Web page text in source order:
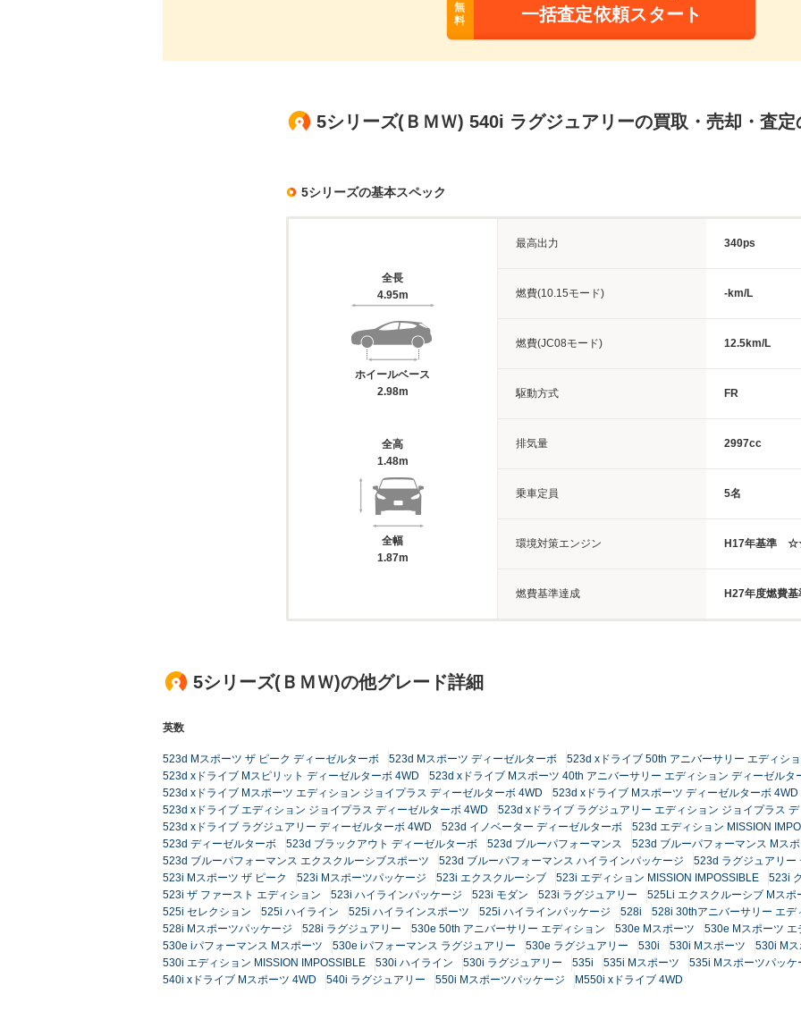
無
料
一括査定依頼スタート
5シリーズ(ＢＭＷ) 540i ラグジュアリーの買取・売却・査定
5シリーズの基本スペック
全長
4.95m
ホイールベース
2.98m
全高
1.48m
全幅
1.87m
最高出力 340ps
燃費(10.15モード) -km/L
燃費(JC08モード) 12.5km/L
駆動方式 FR
排気量 2997cc
乗車定員 5名
環境対策エンジン H17年基準
燃費基準達成 H27年度燃費
5シリーズ(ＢＭＷ)の他グレード詳細
英数
523d Mスポーツ ザ ピーク ディーゼルターボ 523d Mスポーツ ディーゼルターボ
523d xドライブ 50th アニバーサリー エディシ
523d xドライブ Mスピリット ディーゼルターボ 4WD
523d xドライブ Mスポーツ 40th アニバーサリー エディション ディーゼルタ
523d xドライブ Mスポーツ エディション ジョイプラス ディーゼルターボ 4WD
523d xドライブ Mスポーツ ディーゼルターボ 4WD
523d xドライブ エディション ジョイプラス ディーゼルターボ 4WD
523d xドライブ ラグジュアリー エディション ジョイプラス
523d xドライブ ラグジュアリー ディーゼルターボ 4WD
523d イノベーター ディーゼルターボ
523d エディション MISSION
523d ディーゼルターボ
523d ブラックアウト ディーゼルターボ 523d ブルーパフォーマンス
523d ブルーパフォーマンス Mス
523d ブルーパフォーマンス エクスクルーシブスポーツ
523d ブルーパフォーマンス ハイラインパッケージ 523d ラグジュアリー
523i Mスポーツ ザ ピーク
523i Mスポーツパッケージ 523i エクスクルーシブ 523i エディション MISSION IMPOSSIBLE
523i
523i ザ ファースト エディション
523i ハイラインパッケージ 523i モダン 523i ラグジュアリー 525Li エクスクルーシブ Mスポ
525i セレクション
525i ハイライン 525i ハイラインスポーツ 525i ハイラインパッケージ 528i 528i 30thアニバーサリー エデ
528i Mスポーツパッケージ
528i ラグジュアリー 530e 50th アニバーサリー エディション 530e Mスポーツ
530e Mスポーツ エ
530e iパフォーマンス Mスポーツ
530e iパフォーマンス ラグジュアリー 530e ラグジュアリー 530i 530i Mスポーツ
530i M
530i エディション MISSION IMPOSSIBLE
530i ハイライン 530i ラグジュアリー 535i 535i Mスポーツ 535i Mスポーツパッケ
540i xドライブ Mスポーツ 4WD
540i ラグジュアリー 550i Mスポーツパッケージ M550i xドライブ 4WD